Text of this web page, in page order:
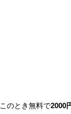
このとき無料で2000